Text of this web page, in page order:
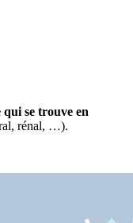
se trouve en
rénal, …).